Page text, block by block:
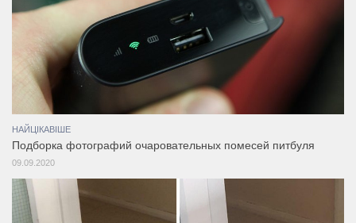
НАЙЦІКАВІШЕ
Подборка фотографий очаровательных помесей питбуля
09.09.2020